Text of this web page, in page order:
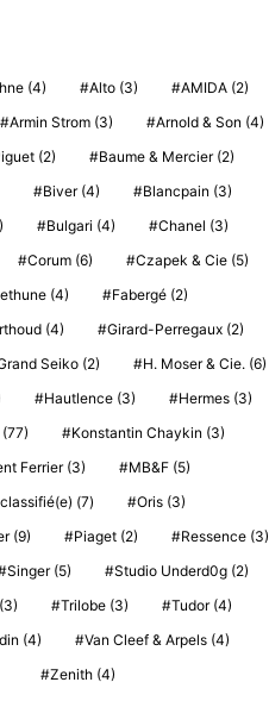
(4) Alto (3) AMIDA (2)
Armin Strom(3) Arnold & Son (4)
(2) Baume & Mercier(2)
Biver(4) Blancpain (3)
Bulgari (4) Chanel (3)
Corum (6) Czapek & Cie (5)
(4) Fabergé(2)
(4) Girard-Perregaux (2)
Seiko(2) H. Moser & Cie.(6)
Hautlence (3) Hermes (3)
(77) Konstantin Chaykin (3)
Ferrier(3) MB&F(5)
(7) Oris (3)
(9) Piaget (2) Ressence (3)
Singer(5) Studio Underd0g (2)
Trilobe (3) Tudor(4)
(4) Van Cleef & Arpels(4)
Zenith(4)